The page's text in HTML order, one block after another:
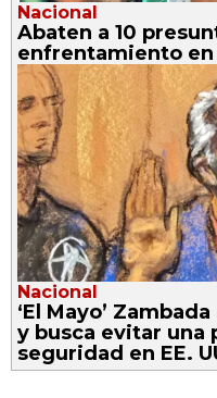
Nacional
Abaten a 10
enfrentamiento en
Nacional
‘El Mayo’
y busca evitar una
seguridad en EE.